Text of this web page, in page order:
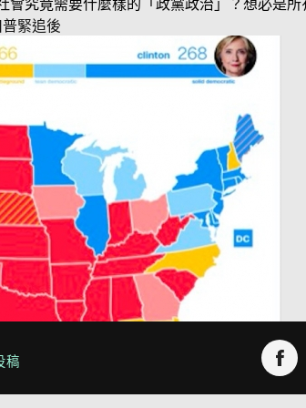
會究竟需要什麼樣的「政黨政治」？想必是
緊追後
意外。聯邦調查局 (FBI)局長柯米掀起了另
稿